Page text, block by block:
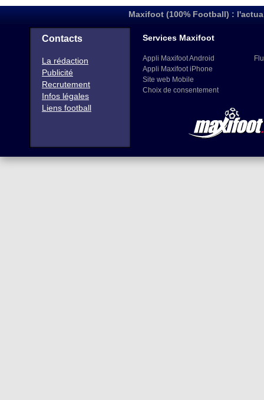
Maxifoot (100% Football) :
Contacts
La rédaction
Publicité
Recrutement
Infos légales
Liens football
Services Maxifoot
Appli Maxifoot Android
Appli Maxifoot iPhone
Site web Mobile
Choix de consentement